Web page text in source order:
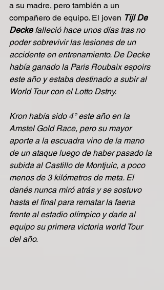
a su madre, pero también a un
compañero de equipo. El joven Tijl De
Decke falleció hace unos días tras no
poder sobrevivir las lesiones de un
accidente en entrenamiento. De Decke
había ganado la Paris Roubaix espoirs
este año y estaba destinado a subir al
World Tour con el Lotto Dstny.
Kron había sido 4° este año en la
Amstel Gold Race, pero su mayor
aporte a la escuadra vino de la mano
de un ataque luego de haber pasado la
subida al Castillo de Montjuic, a poco
menos de 3 kilómetros de meta. El
danés nunca miró atrás y se sostuvo
hasta el final para rematar la faena
frente al estadio olímpico y darle al
equipo su primera victoria world Tour
del año.